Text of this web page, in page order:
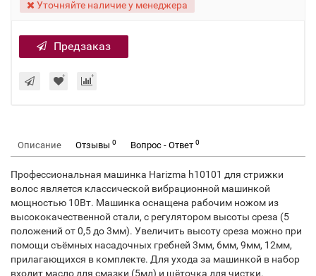
Уточняйте наличие у менеджера
Предзаказ
Описание Отзывы 0 Вопрос - Ответ 0
Профессиональная машинка Harizma h10101 для стрижки
волос является классической вибрационной машинкой
мощностью 10Вт. Машинка оснащена рабочим ножом из
высококачественной стали, с регулятором высоты среза (5
положений от 0,5 до 3мм). Увеличить высоту среза можно при
помощи съёмных насадочных гребней 3мм, 6мм, 9мм, 12мм,
прилагающихся в комплекте. Для ухода за машинкой в набор
входит масло для смазки (5мл) и щёточка для чистки.